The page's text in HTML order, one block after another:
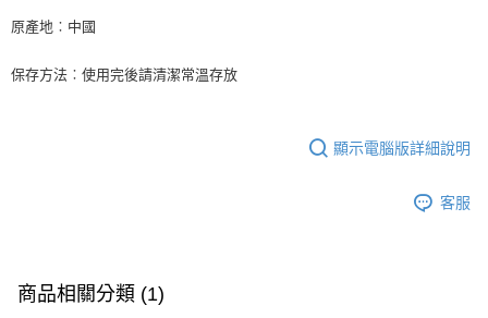
【「AFTEE先享後付」結帳流程】
２．訂單成立數日內，您將收到繳費通知簡訊。
※ 請注意：結帳手續完成當下不需立刻繳費，但若您需要取消訂單，請聯絡
購買商品的店家。未經商家同意取消之訂單仍視為有效，需透過AFTEE先享
※ 交易是否成功請以「AFTEE先享後付 」之結帳頁面顯示為準，若有關於
１．透過由恩沛科技股份有限公司提供之「AFTEE先享後付」服務完成之交
kg
付款後全家取貨-重量限制含紙箱10kg，請控制商品重量在9~
付款後7-11取貨-重量限制含紙箱10kg，請控制商品重量在9~
9.5kg
原產地︰中國
保存方法︰使用完後請清潔常溫存放
顯示電腦版詳細說明
客服
商品相關分類 (1)